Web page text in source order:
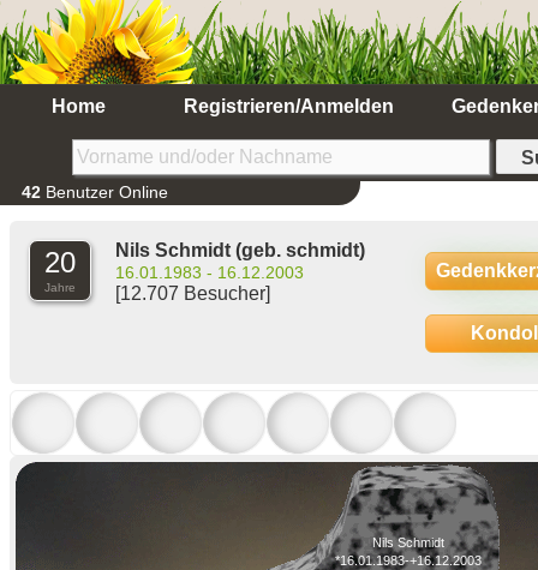
Home Registrieren/Anmelden
42 Benutzer Online
20
Jahre
Nils Schmidt (geb. schmidt)
16.01.1983 - 16.12.2003
[12.707 Besucher]
Nils Schmidt
*16.01.1983-+16.12.2003